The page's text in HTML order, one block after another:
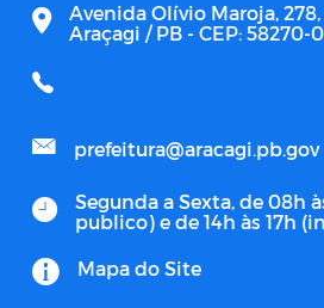
Avenida Olívio Maroja,
Araçagi / PB - CEP: 58270-
prefeitura@aracagi.pb.gov
Segunda a Sexta, de 08h
publico) e de 14h às 17h
Mapa do Site